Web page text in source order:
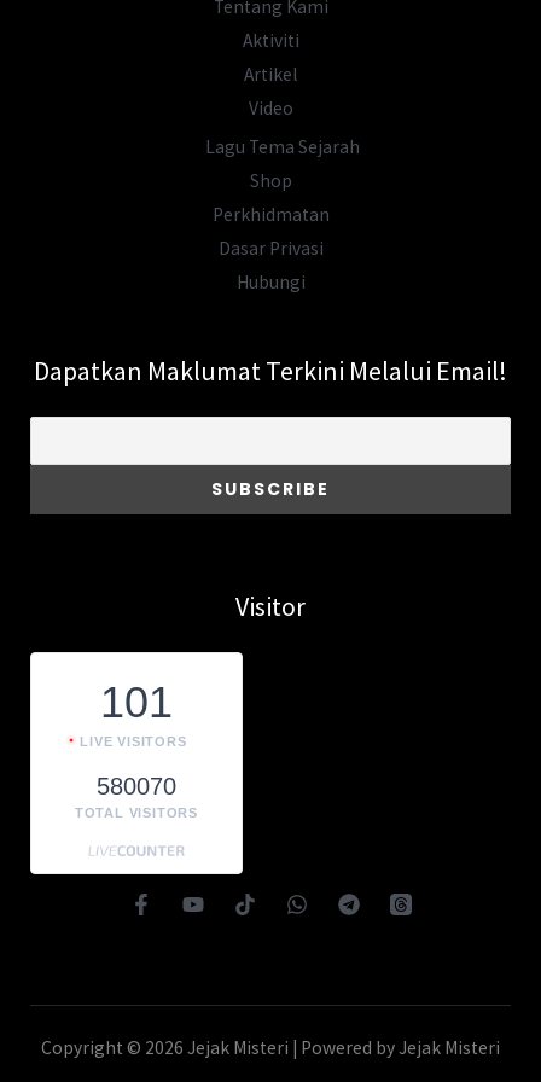
Tentang Kami
Aktiviti
Artikel
Video
Lagu Tema Sejarah
Shop
Perkhidmatan
Dasar Privasi
Hubungi
Dapatkan Maklumat Terkini Melalui Email!
Visitor
101
LIVE VISITORS
580070
TOTAL VISITORS
Copyright © 2026 Jejak Misteri | Powered by Jejak Misteri